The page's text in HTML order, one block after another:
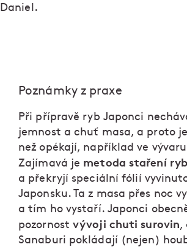
Daniel.
Poznámky z praxe
Při přípravě ryb Japonci
jemnost a chuť masa, a proto
než opékají, například ve
Zajímavá je metoda staření ryb
a překryjí speciální fólií
Japonsku. Ta z masa přes noc
a tím ho vystaří. Japonci
pozornostvývoji chuti surovin,
Sanaburi pokládají (nejen)